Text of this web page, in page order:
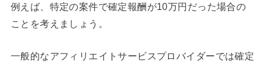
例えば、特定の案件で確定報酬が10万円だった場合の
ことを考えましょう。
一般的なアフィリエイトサービスプロバイダーでは確定